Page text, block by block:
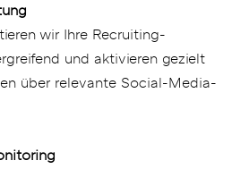
wir Ihre Recruiting-
und aktivieren gezielt
über relevante Social-Media-